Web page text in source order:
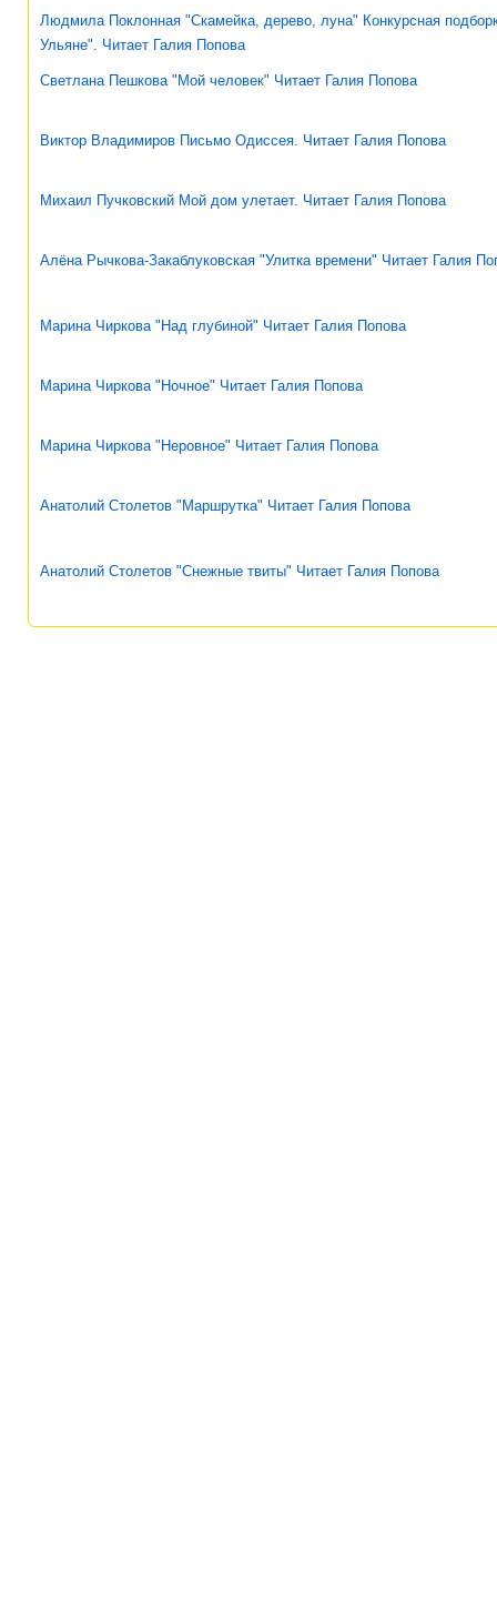
Людмила Поклонная "Скамейка, дерево, луна" Конкурсная
Ульяне". Читает Галия Попова
Светлана Пешкова "Мой человек" Читает Галия Попова
Виктор Владимиров Письмо Одиссея. Читает Галия Попова
Михаил Пучковский Мой дом улетает. Читает Галия Попова
Алёна Рычкова-Закаблуковская "Улитка времени" Читает Галия
Марина Чиркова "Над глубиной" Читает Галия Попова
Марина Чиркова "Ночное" Читает Галия Попова
Марина Чиркова "Неровное" Читает Галия Попова
Анатолий Столетов "Маршрутка" Читает Галия Попова
Анатолий Столетов "Снежные твиты" Читает Галия Попова